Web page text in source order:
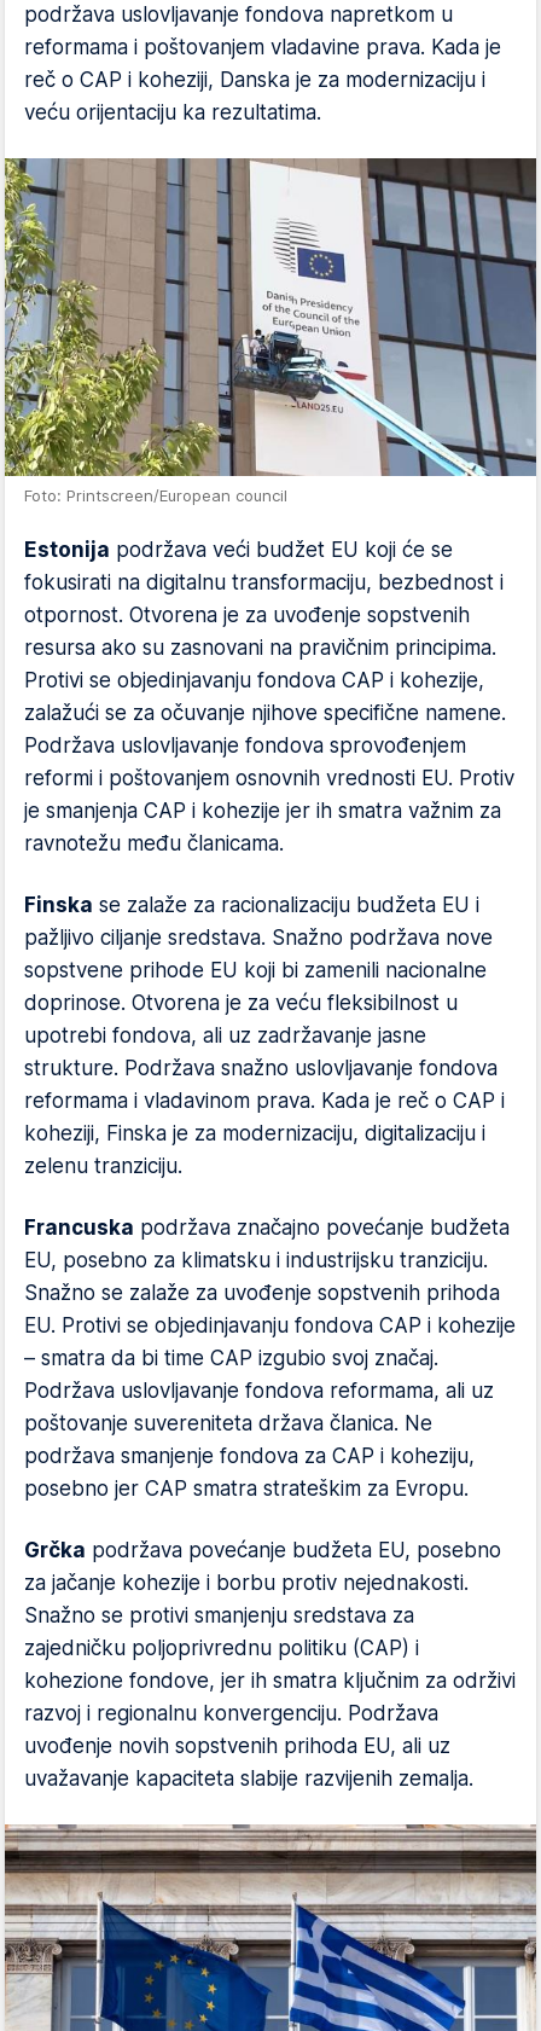
podržava uslovljavanje fondova napretkom u
reformama i poštovanjem vladavine prava. Kada je
reč o CAP i koheziji, Danska je za modernizaciju i
veću orijentaciju ka rezultatima.
Foto: Printscreen/European council
Estonija podržava veći budžet EU koji će se
fokusirati na digitalnu transformaciju, bezbednost i
otpornost. Otvorena je za uvođenje sopstvenih
resursa ako su zasnovani na pravičnim principima.
Protivi se objedinjavanju fondova CAP i kohezije,
zalažući se za očuvanje njihove specifične namene.
Podržava uslovljavanje fondova sprovođenjem
reformi i poštovanjem osnovnih vrednosti EU. Protiv
je smanjenja CAP i kohezije jer ih smatra važnim za
ravnotežu među članicama.
Finska se zalaže za racionalizaciju budžeta EU i
pažljivo ciljanje sredstava. Snažno podržava nove
sopstvene prihode EU koji bi zamenili nacionalne
doprinose. Otvorena je za veću fleksibilnost u
upotrebi fondova, ali uz zadržavanje jasne
strukture. Podržava snažno uslovljavanje fondova
reformama i vladavinom prava. Kada je reč o CAP i
koheziji, Finska je za modernizaciju, digitalizaciju i
zelenu tranziciju.
Francuska podržava značajno povećanje budžeta
EU, posebno za klimatsku i industrijsku tranziciju.
Snažno se zalaže za uvođenje sopstvenih prihoda
EU. Protivi se objedinjavanju fondova CAP i kohezije
– smatra da bi time CAP izgubio svoj značaj.
Podržava uslovljavanje fondova reformama, ali uz
poštovanje suvereniteta država članica. Ne
podržava smanjenje fondova za CAP i koheziju,
posebno jer CAP smatra strateškim za Evropu.
Grčka podržava povećanje budžeta EU, posebno
za jačanje kohezije i borbu protiv nejednakosti.
Snažno se protivi smanjenju sredstava za
zajedničku poljoprivrednu politiku (CAP) i
kohezione fondove, jer ih smatra ključnim za održivi
razvoj i regionalnu konvergenciju. Podržava
uvođenje novih sopstvenih prihoda EU, ali uz
uvažavanje kapaciteta slabije razvijenih zemalja.